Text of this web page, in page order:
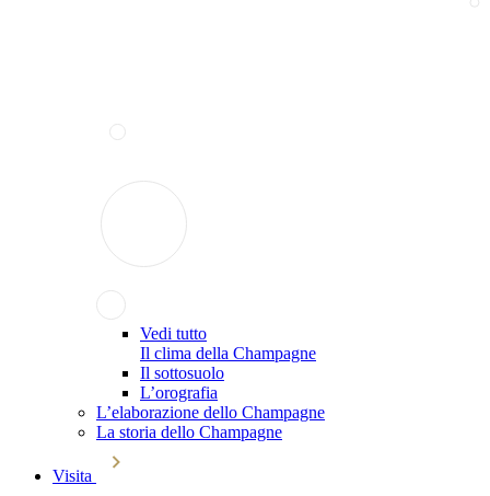
Vedi tutto
Il clima della Champagne
Il sottosuolo
L’orografia
L’elaborazione dello Champagne
La storia dello Champagne
Visita